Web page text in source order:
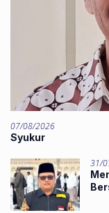
07/08/2026
Syukur
31/